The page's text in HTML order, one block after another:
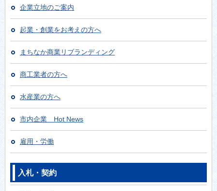
2026年6月11日
沼津市スマート農業導入支援事業補助金
2026年6月1日
【選定結果】令和8年度 東駿河湾クラフトビール
ポーザルについて
沼津市学校給食物資調達の業務委託化に向けたサウ
ンディング型市場調査の実施について
沼津市資源循環型農業推進事業補助金について
【静岡県】中東情勢の変化の影響に係る県制度融資
「経済変動対策貸付」の要件緩和について（外部リ
ンク）
企業立地のご案内
起業・創業をお考えの方へ
まちなか商業リブランディング
商工業者の方へ
水産業の方へ
市内企業 Hot News
雇用・労働
入札・契約